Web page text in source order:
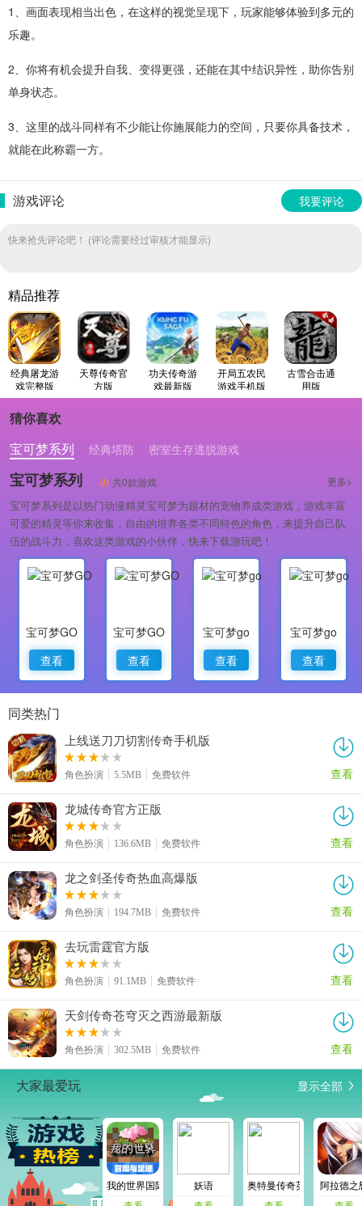
1、画面表现相当出色，在这样的视觉呈现下，玩家能够体验到多元的
乐趣。
2、你将有机会提升自我、变得更强，还能在其中结识异性，助你告别
单身状态。
3、这里的战斗同样有不少能让你施展能力的空间，只要你具备技术，
就能在此称霸一方。
游戏评论 我要评论
快来抢先评论吧！ (评论需要经过审核才能显示)
精品推荐
经典屠龙游
戏完整版
天尊传奇官
方版
功夫传奇游
戏最新版
开局五农民
游戏手机版
古雪合击通
用版
猜你喜欢
宝可梦系列
经典塔防 密室生存逃脱游戏
宝可梦系列 共0款游戏 更多>
宝可梦系列是以热门动漫精灵宝可梦为题材的宠物养成类游戏，游戏丰富
可爱的精灵等你来收集，自由的培养各类不同特色的角色，来提升自己队
伍的战斗力，喜欢这类游戏的小伙伴，快来下载游玩吧！
宝可梦GO
查看
宝可梦GO
查看
宝可梦go
查看
宝可梦go
查看
同类热门
上线送刀刀切割传奇手机版
角色扮演 5.5MB 免费软件 查看
龙城传奇官方正版
角色扮演 136.6MB 免费软件 查看
龙之剑圣传奇热血高爆版
角色扮演 194.7MB 免费软件 查看
去玩雷霆官方版
角色扮演 91.1MB 免费软件 查看
天剑传奇苍穹灭之西游最新版
角色扮演 302.5MB 免费软件 查看
大家最爱玩 显示全部
我的世界国际版手机版妖语
奥特曼传奇英雄九游版
阿拉德之